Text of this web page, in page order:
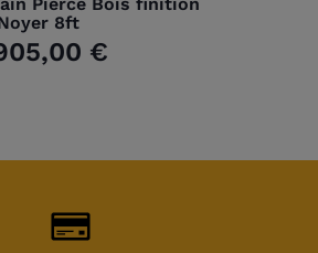
Pierce Bois finition
8ft
€